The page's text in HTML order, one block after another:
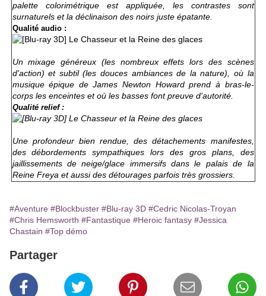
palette colorimétrique est appliquée, les contrastes sont
surnaturels et la déclinaison des noirs juste épatante.
Qualité audio :
Un mixage généreux (les nombreux effets lors des scènes
d'action) et subtil (les douces ambiances de la nature), où la
musique épique de James Newton Howard prend à bras-le-
corps les enceintes et où les basses font preuve d'autorité.
Qualité relief :
Une profondeur bien rendue, des détachements manifestes,
des débordements sympathiques lors des gros plans, des
jaillissements de neige/glace immersifs dans le palais de la
Reine Freya et aussi des détourages parfois très grossiers.
#Aventure #Blockbuster #Blu-ray 3D #Cedric Nicolas-Troyan
#Chris Hemsworth #Fantastique #Heroic fantasy #Jessica
Chastain #Top démo
Partager